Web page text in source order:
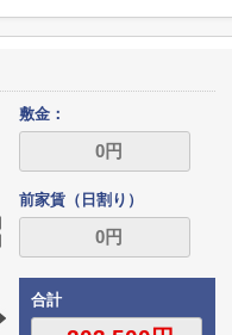
敷金：
前家賃（日割り）
合計